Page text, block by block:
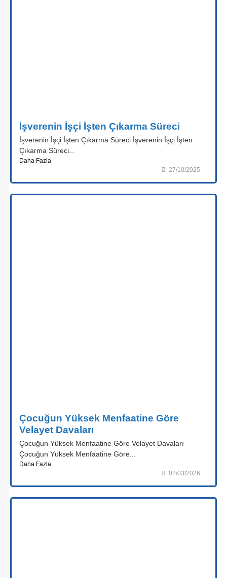
İşverenin İşçi İşten Çıkarma Süreci
İşverenin İşçi İşten Çıkarma Süreci İşverenin İşçi İşten
Çıkarma Süreci...
Daha Fazla
27/10/2025
Çocuğun Yüksek Menfaatine Göre
Velayet Davaları
Çocuğun Yüksek Menfaatine Göre Velayet Davaları
Çocuğun Yüksek Menfaatine Göre...
Daha Fazla
02/03/2026